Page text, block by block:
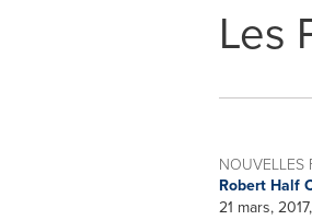
Les
NOUVELLES
Robert Half
21 mars,